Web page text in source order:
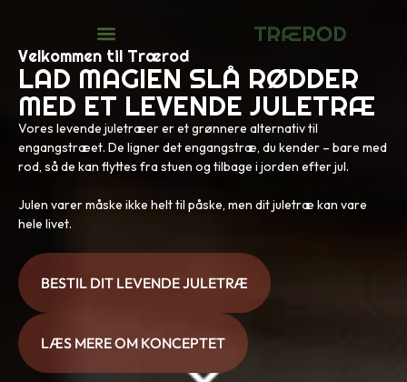
Velkommen til Trærod
LAD MAGIEN SLÅ RØDDER
MED ET LEVENDE JULETRÆ
Vores levende juletræer er et grønnere alternativ til
engangstræet. De ligner det engangstræ, du kender – bare med
rod, så de kan flyttes fra stuen og tilbage i jorden efter jul.
Julen varer måske ikke helt til påske, men dit juletræ kan vare
hele livet.
BESTIL DIT LEVENDE JULETRÆ
LÆS MERE OM KONCEPTET